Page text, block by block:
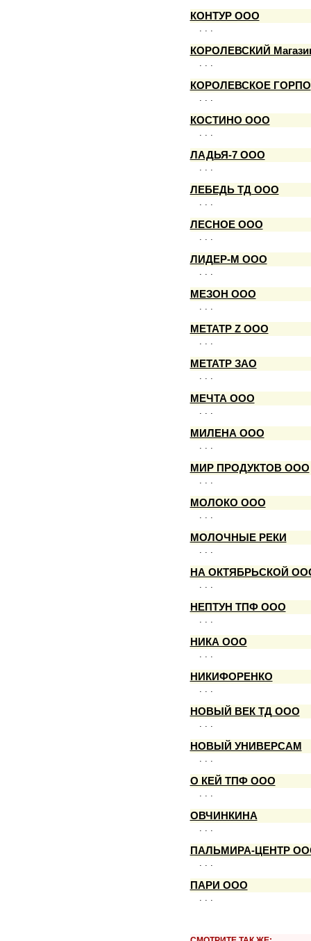
КОНТУР ООО
. . .
КОРОЛЕВСКИЙ
. . .
КОРОЛЕВСКОЕ ГОРПО
. . .
КОСТИНО ООО
. . .
ЛАДЬЯ-7 ООО
. . .
ЛЕБЕДЬ ТД ООО
. . .
ЛЕСНОЕ ООО
. . .
ЛИДЕР-М ООО
. . .
МЕЗОН ООО
. . .
МЕТАТР Z ООО
. . .
МЕТАТР ЗАО
. . .
МЕЧТА ООО
. . .
МИЛЕНА ООО
. . .
МИР ПРОДУКТОВ ООО
. . .
МОЛОКО ООО
. . .
МОЛОЧНЫЕ РЕКИ
. . .
НА ОКТЯБРЬСКОЙ
. . .
НЕПТУН ТПФ ООО
. . .
НИКА ООО
. . .
НИКИФОРЕНКО
. . .
НОВЫЙ ВЕК ТД ООО
. . .
НОВЫЙ УНИВЕРСАМ
. . .
О КЕЙ ТПФ ООО
. . .
ОВЧИНКИНА
. . .
ПАЛЬМИРА-ЦЕНТР
. . .
ПАРИ ООО
. . .